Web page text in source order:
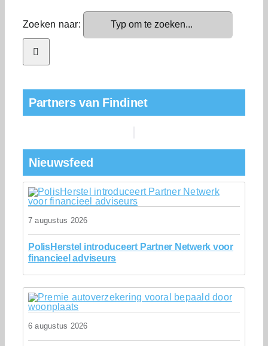
Zoeken naar:
Partners van Findinet
Nieuwsfeed
7 augustus 2026
PolisHerstel introduceert Partner Netwerk voor
financieel adviseurs
6 augustus 2026